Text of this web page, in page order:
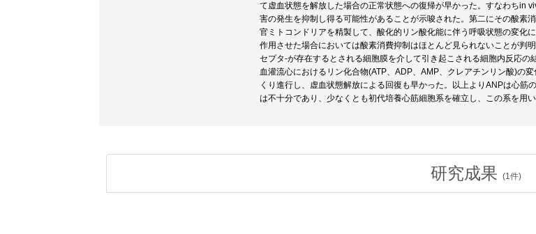
て虚血状態を解放した場合の正常状態への復帰が早かった。すなわちin
害の発生を抑制し得る可能性があることが示唆された。第二にその酸素
官ミトコンドリアを精製して、酸化的リン酸化能に伴う呼吸状態の変化
作用させた場合においては酸素消費抑制はほとんど見られないことが判
セプタ-が存在するとされる細胞膜を介して引き起こされる細胞内反応
血灌流心におけるリン化合物(ATP、ADP、AMP、クレアチンリン酸)の
くり進行し、虚血状態解放による回復も早かった。以上よりANPは心
は不十分であり、少なくとも初代培養心筋細胞系を確立し、この系を用
研究成果 (1件)